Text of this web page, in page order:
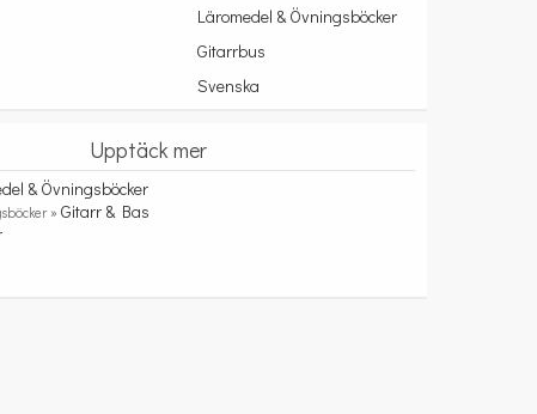
Läromedel & Övningsböcker
Gitarrbus
Svenska
Upptäck mer
& Övningsböcker
»Gitarr & Bas